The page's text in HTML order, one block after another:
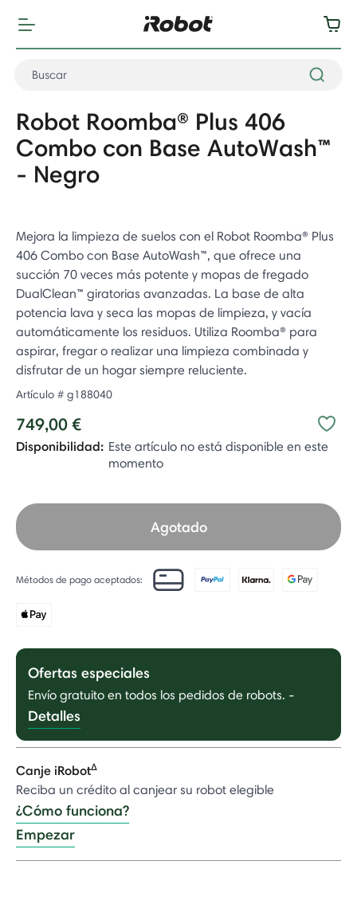
Robot Roomba® Plus 406
Combo con Base AutoWash™
- Negro
Mejora la limpieza de suelos con el Robot Roomba® Plus
406 Combo con Base AutoWash™, que ofrece una
succión 70 veces más potente y mopas de fregado
DualClean™ giratorias avanzadas. La base de alta
potencia lava y seca las mopas de limpieza, y vacía
automáticamente los residuos. Utiliza Roomba® para
aspirar, fregar o realizar una limpieza combinada y
disfrutar de un hogar siempre reluciente.
Artículo # g188040
749,00 €
Disponibilidad: Este artículo no está disponible en este
momento
Agotado
Métodos de pago aceptados:
Ofertas especiales
Envío gratuito en todos los pedidos de robots. -
Detalles
Canje iRobotΔ
Reciba un crédito al canjear su robot elegible
¿Cómo funciona?
Empezar